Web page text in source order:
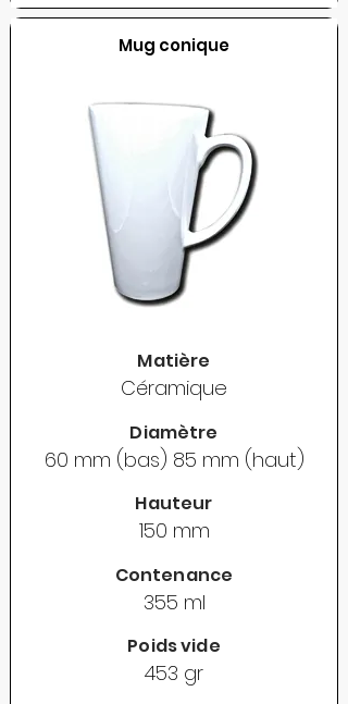
Mug conique
Matière
Céramique
Diamètre
60 mm (bas) 85 mm (haut)
Hauteur
150 mm
Contenance
355 ml
Poids vide
453 gr